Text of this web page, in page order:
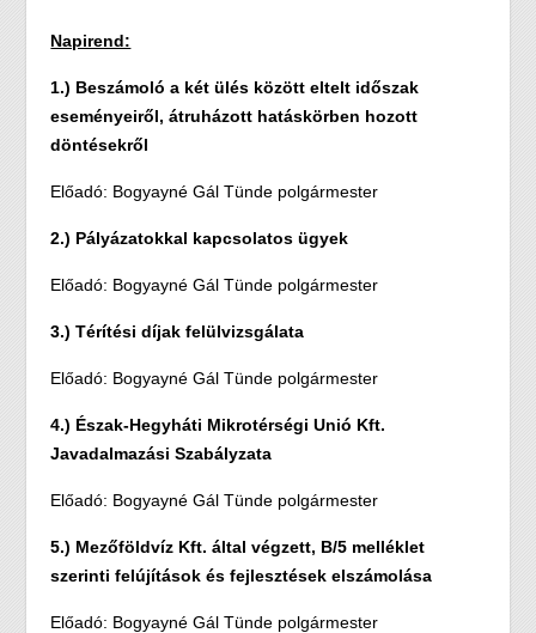
Napirend:
1.) Beszámoló a két ülés között eltelt időszak
eseményeiről, átruházott hatáskörben hozott
döntésekről
Előadó: Bogyayné Gál Tünde polgármester
2.) Pályázatokkal kapcsolatos ügyek
Előadó: Bogyayné Gál Tünde polgármester
3.) Térítési díjak felülvizsgálata
Előadó: Bogyayné Gál Tünde polgármester
4.) Észak-Hegyháti Mikrotérségi Unió Kft.
Javadalmazási Szabályzata
Előadó: Bogyayné Gál Tünde polgármester
5.) Mezőföldvíz Kft. által végzett, B/5 melléklet
szerinti felújítások és fejlesztések elszámolása
Előadó: Bogyayné Gál Tünde polgármester